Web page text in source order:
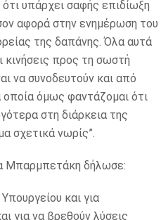
υπάρχει σαφής επιδίωξη
αφορά στην ενημέρωση του
της δαπάνης. Όλα αυτά
κινήσεις προς τη σωστή
να συνοδευτούν και από
όμως φαντάζομαι ότι
στη διάρκεια της
σχετικά νωρίς”.
Μπαρμπετάκη δήλωσε:
και για
για να βρεθούν λύσεις